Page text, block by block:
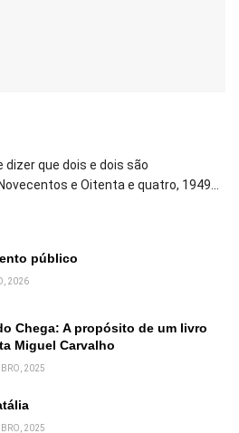
dizer que dois e dois são
e Oitenta e quatro, 1949...
público
2026
Chega: A propósito de um livro
Miguel Carvalho
2025
2025